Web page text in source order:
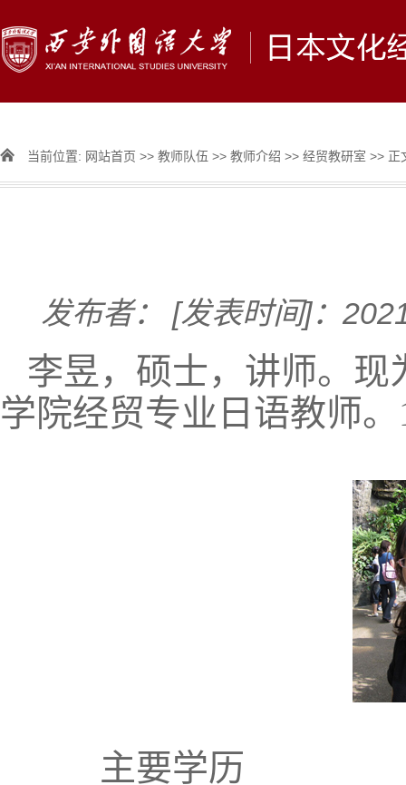
当前位置: 网站首页 >> 教师队伍 >> 教师介绍 >> 经贸教研室 >> 正
发布者： [发表时间]：
李昱，硕士，讲师。
学院经贸专业日语教师
主要学历